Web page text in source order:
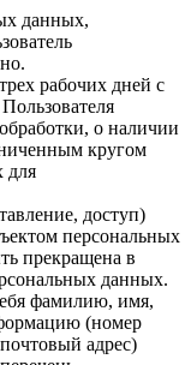
данных,
рабочих дней с
о наличии
кругом
для
доступ)
персональных
прекращена в
данных.
фамилию, имя,
(номер
адрес)